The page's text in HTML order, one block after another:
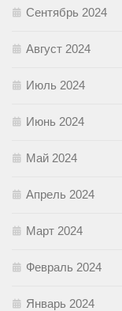
Сентябрь 2024
Август 2024
Июль 2024
Июнь 2024
Май 2024
Апрель 2024
Март 2024
Февраль 2024
Январь 2024